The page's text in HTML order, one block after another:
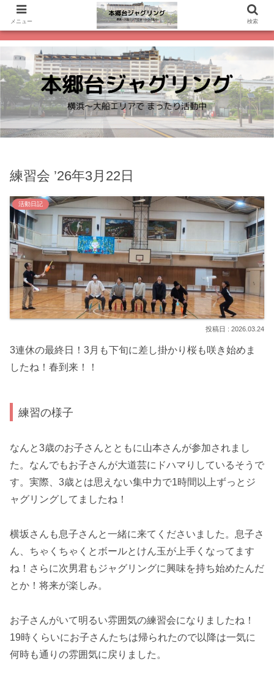
練習会 ’26年3月22日
活動日記
2026.03.24
3連休の最終日！3月も下旬に差し掛かり桜も咲き始めま
したね！春到来！！
練習の様子
なんと3歳のお子さんとともに山本さんが参加されまし
た。なんでもお子さんが大道芸にドハマりしているそうで
す。実際、3歳とは思えない集中力で1時間以上ずっとジ
ャグリングしてましたね！
横坂さんも息子さんと一緒に来てくださいました。息子さ
ん、ちゃくちゃくとボールとけん玉が上手くなってます
ね！さらに次男君もジャグリングに興味を持ち始めたんだ
とか！将来が楽しみ。
お子さんがいて明るい雰囲気の練習会になりましたね！
19時くらいにお子さんたちは帰られたので以降は一気に
何時も通りの雰囲気に戻りました。
メニュー 検索